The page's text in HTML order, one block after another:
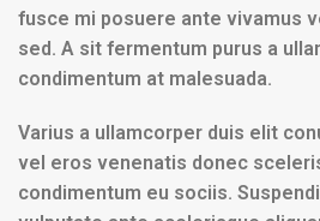
fusce mi posuere ante vivamus
sed. A sit fermentum purus a
condimentum at malesuada.
Varius a ullamcorper duis elit
vel eros venenatis donec
condimentum eu sociis.